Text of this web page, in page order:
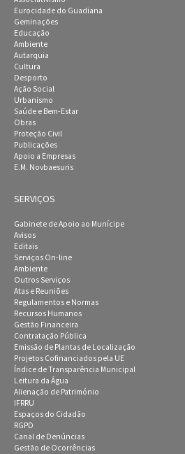
Eurocidade do Guadiana
Geminações
Educação
Ambiente
Autarquia
Cultura
Desporto
Ação Social
Urbanismo
Saúde e Bem-Estar
Obras
Proteção Civil
Publicações
Apoio a Empresas
E.M. Novbaesuris
SERVIÇOS
Gabinete de Apoio ao Munícipe
Avisos
Editais
Serviços On-line
Ambiente
Outros Serviços
Atas e Reuniões
Regulamentos e Normas
Recursos Humanos
Gestão Financeira
Contratação Pública
Emissão de Plantas de Localização
Projetos Cofinanciados pela UE
Índice de Transparência Municipal
Leitura da Água
Alienação de Património
IFRRU
Espaços do Cidadão
RGPD
Canal de Denúncias
Gestão de Ocorrências